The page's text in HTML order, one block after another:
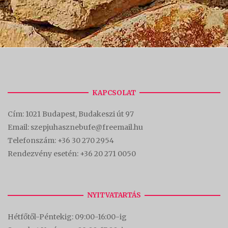
KAPCSOLAT
Cím: 1021 Budapest, Budakeszi út 97
Email: szepjuhasznebufe@freemail.hu
Telefonszám: +36 30 270 2954
Rendezvény esetén: +36 20 271 0050
NYITVATARTÁS
Hétfőtől-Péntekig: 09:00-16:00-ig